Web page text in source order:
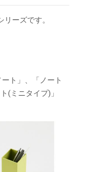
ーズです。
ト」、「ノート
(ミニタイプ)」